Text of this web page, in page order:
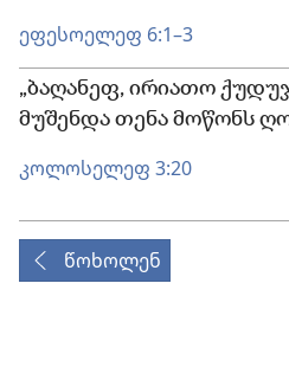
ეფესოელეფ 6:1–3
„ბაღანეფ, ირიათო
მუშენდა თენა მოწონს
კოლოსელეფ 3:20
წოხოლენ